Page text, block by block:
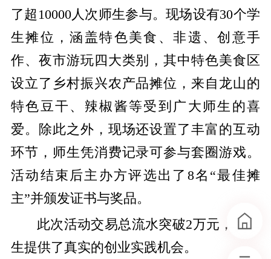
了超10000人次师生参与。现场设有30个学
生摊位，涵盖特色美食、非遗、创意手
作、夜市游玩四大类别，其中特色美食区
设立了乡村振兴农产品摊位，来自龙山的
特色豆干、辣椒酱等受到广大师生的喜
爱。除此之外，现场还设置了丰富的互动
环节，师生凭消费记录可参与套圈游戏。
活动结束后主办方评选出了8名“最佳摊
主”并颁发证书与奖品。
此次活动交易总流水突破2万元，为学
生提供了真实的创业实践机会。